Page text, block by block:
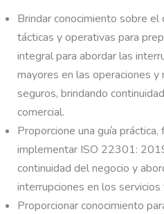
Brindar conocimiento sobre
tácticas y operativas para
integral para abordar las
mayores en las operaciones
seguros, brindando
comercial.
Proporcione una guía
implementar ISO 22301:
continuidad del negocio y
interrupciones en los
Proporcionar conocimiento